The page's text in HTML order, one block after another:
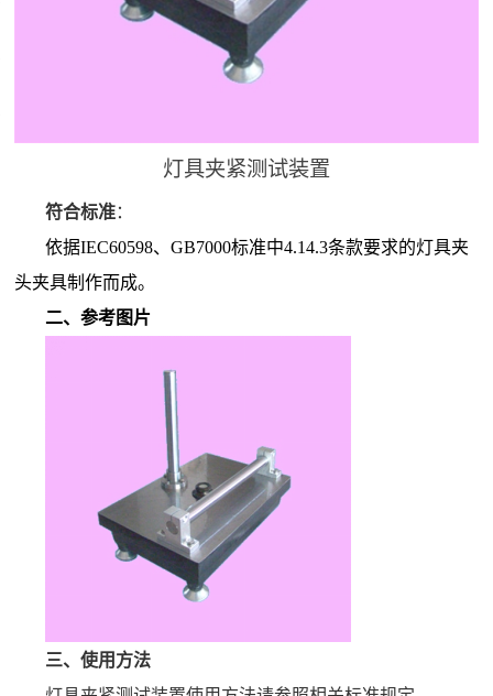
灯具夹紧测试装置
符合标准：
依据IEC60598、GB7000标准中4.14.3条款要求的灯具夹
头夹具制作而成。
二、参考图片
三、使用方法